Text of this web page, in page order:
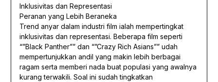
Inklusivitas dan Representasi
Peranan yang Lebih Beraneka
Trend anyar dalam industri film ialah mempertingkat
inklusivitas dan representasi. Beberapa film seperti
“”Black Panther”” dan “”Crazy Rich Asians”” udah
mempertunjukkan andil yang makin lebih berbagai
ragam serta memberi nada buat populasi yang awalnya
kurang terwakili. Soal ini sudah tingkatkan